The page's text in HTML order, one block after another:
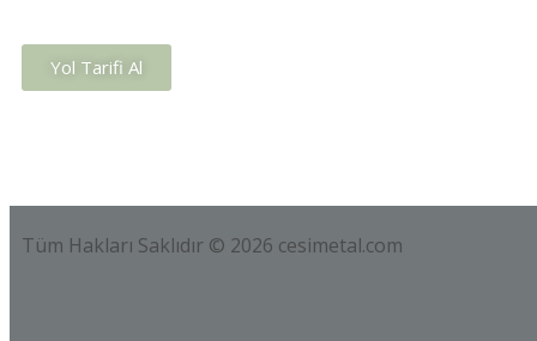
Yol Tarifi Al
Tüm Hakları Saklıdır © 2026 cesimetal.com